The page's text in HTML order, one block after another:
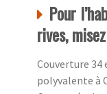
Pour
rives,
Couverture 34
polyvalente à